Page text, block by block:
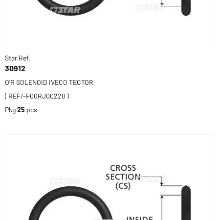
Star Ref.
30912
O'R SOLENOID IVECO TECTOR
( REF/-F00RJ00220 )
Pkg25 pcs